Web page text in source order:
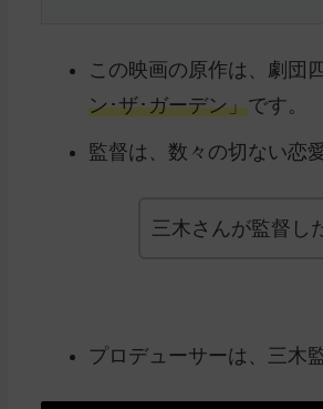
この映画の原作は、劇団
ン･ザ･ガーデン」です。
監督は、数々の切ない恋
三木さんが監督し
プロデューサーは、三木